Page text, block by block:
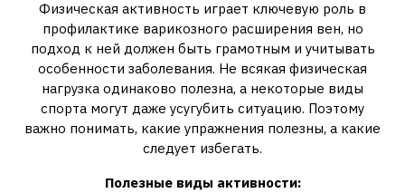
Физическая активность играет ключевую роль в
профилактике варикозного расширения вен, но
подход к ней должен быть грамотным и учитывать
особенности заболевания. Не всякая физическая
нагрузка одинаково полезна, а некоторые виды
спорта могут даже усугубить ситуацию. Поэтому
важно понимать, какие упражнения полезны, а какие
следует избегать.
Полезные виды активности: